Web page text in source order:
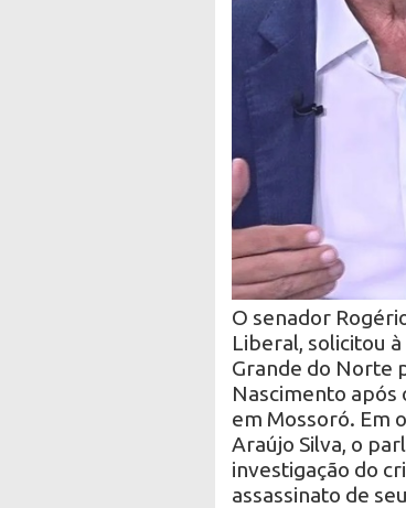
O senador
Liberal, solicitou
Grande do Norte
Nascimento após
em Mossoró. Em
Araújo Silva, o
investigação do
assassinato de